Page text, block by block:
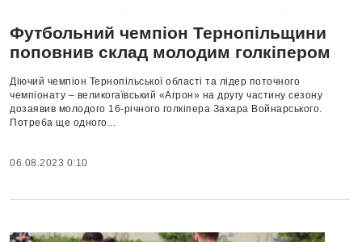
Футбольний чемпіон Тернопільщини
поповнив склад молодим голкіпером
Діючий чемпіон Тернопільської області та лідер поточного
чемпіонату – великогаївський «Агрон» на другу частину сезону
дозаявив молодого 16-річного голкіпера Захара Войнарського.
Потреба ще одного...
06.08.2023 0:10